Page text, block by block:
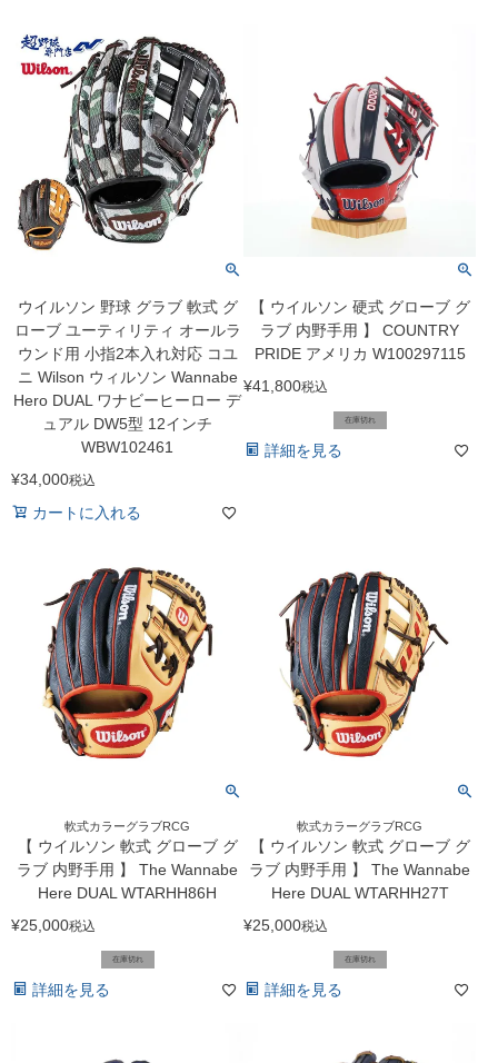
ウイルソン 野球 グラブ 軟式 グ
ローブ ユーティリティ オールラ
ウンド用 小指2本入れ対応 コユ
ニ Wilson ウィルソン Wannabe
Hero DUAL ワナビーヒーロー デ
ュアル DW5型 12インチ
WBW102461
¥34,000税込
カートに入れる
【 ウイルソン 硬式 グローブ グ
ラブ 内野手用 】 COUNTRY
PRIDE アメリカ W100297115
¥41,800税込
在庫切れ
詳細を見る
軟式カラーグラブRCG
【 ウイルソン 軟式 グローブ グ
ラブ 内野手用 】 The Wannabe
Here DUAL WTARHH86H
¥25,000税込
在庫切れ
詳細を見る
軟式カラーグラブRCG
【 ウイルソン 軟式 グローブ グ
ラブ 内野手用 】 The Wannabe
Here DUAL WTARHH27T
¥25,000税込
在庫切れ
詳細を見る